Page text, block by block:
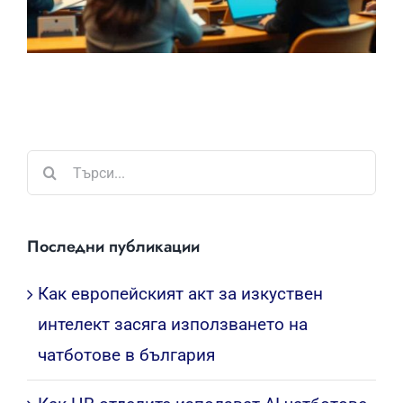
Търсене
...
Последни публикации
Как европейският акт за изкуствен
интелект засяга използването на
чатботове в българия